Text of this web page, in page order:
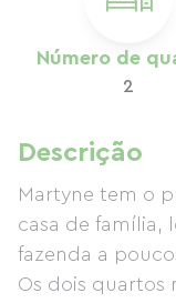
Número de
2
Descrição
Martyne tem o
casa de família,
fazenda a
Os dois quartos